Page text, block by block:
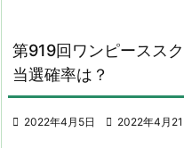
第919回ワンピースス
当選確率は？
 2022年4月5日  2022年4月21